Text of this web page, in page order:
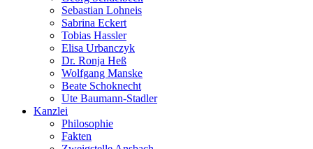
Sebastian Lohneis
Sabrina Eckert
Tobias Hassler
Elisa Urbanczyk
Dr. Ronja Heß
Wolfgang Manske
Beate Schoknecht
Ute Baumann-Stadler
Kanzlei
Philosophie
Fakten